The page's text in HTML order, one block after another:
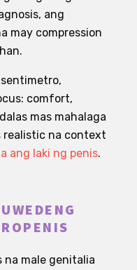
ang
may compression
comfort,
mas mahalaga
realistic na context
ang laki ng penis.
na male genitalia